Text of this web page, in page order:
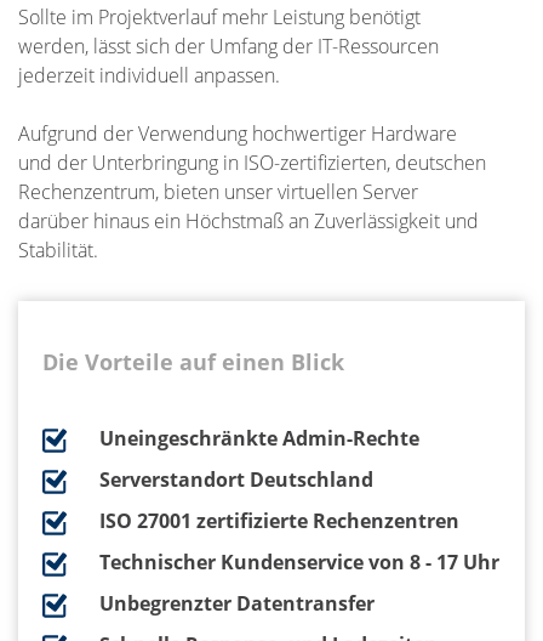
Sollte im Projektverlauf mehr Leistung benötigt
werden, lässt sich der Umfang der IT-Ressourcen
jederzeit individuell anpassen.
Aufgrund der Verwendung hochwertiger Hardware
und der Unterbringung in ISO-zertifizierten, deutschen
Rechenzentrum, bieten unser virtuellen Server
darüber hinaus ein Höchstmaß an Zuverlässigkeit und
Stabilität.
Die Vorteile auf einen Blick
Uneingeschränkte Admin-Rechte
Serverstandort Deutschland
ISO 27001 zertifizierte Rechenzentren
Technischer Kundenservice von 8 - 17 Uhr
Unbegrenzter Datentransfer